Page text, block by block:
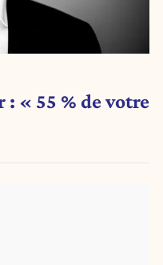
: « 55 % de votre